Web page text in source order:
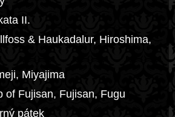
II.
& Haukadalur, Hiroshima,
Miyajima
of Fujisan, Fujisan, Fugu
pátek